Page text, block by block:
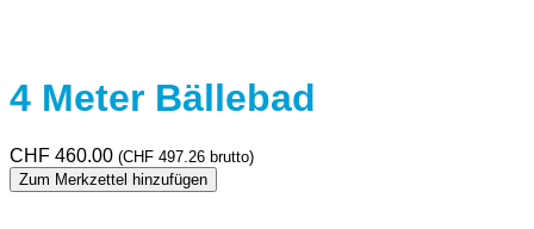
4 Meter Bällebad
CHF 460.00 (CHF 497.26 brutto)
Zum Merkzettel hinzufügen